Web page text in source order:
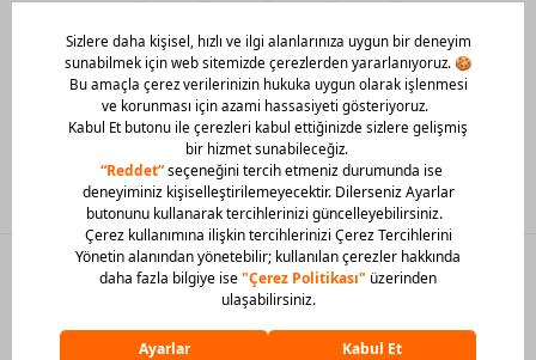
Mobil Uygulamamızı Hemen İndir!
© 2026 Barcin Tüm Hakları Saklıdır